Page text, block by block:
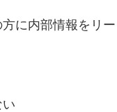
方に内部情報をリ